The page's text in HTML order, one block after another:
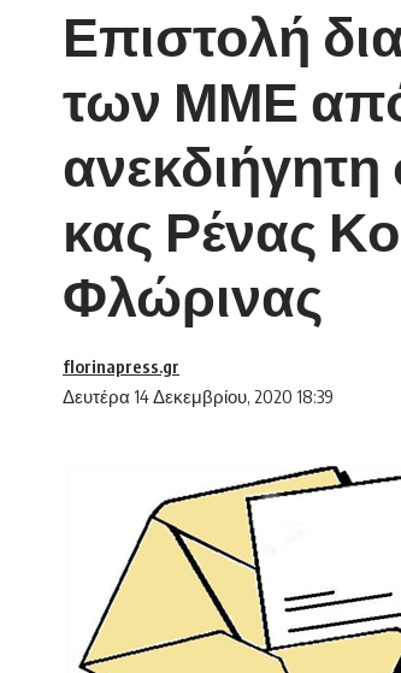
Επιστολή
των ΜΜΕ από
κας Ρένας
Φλώρινας
Δευτέρα 14 Δεκεμβρίου, 2020 18:39
florinapress.gr